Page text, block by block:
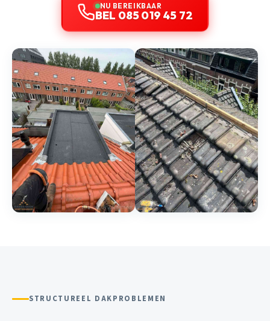
NU BEREIKBAAR
BEL 085 019 45 72
STRUCTUREEL DAKPROBLEMEN